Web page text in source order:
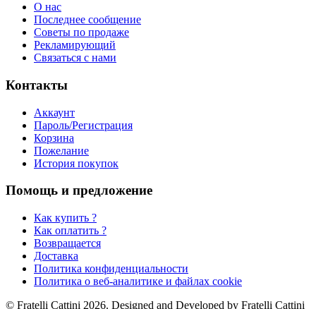
О нас
Последнее сообщение
Советы по продаже
Рекламирующий
Связаться с нами
Контакты
Аккаунт
Пароль/Регистрация
Корзина
Пожелание
История покупок
Помощь и предложение
Как купить ?
Как оплатить ?
Возвращается
Доставка
Политика конфиденциальности
Политика о веб-аналитике и файлах cookie
© Fratelli Cattini 2026. Designed and Developed by Fratelli Cattini